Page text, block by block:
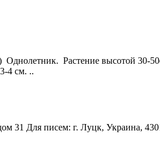
Растение высотой 30-
4 см. ..
31 Для писем: г. Луцк, Украина,